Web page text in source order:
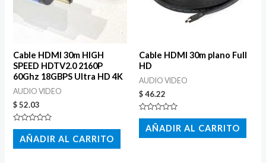
Cable HDMI 30m HIGH
SPEED HDTV2.0 2160P
60Ghz 18GBPS Ultra HD 4K
AUDIO VIDEO
$52.03
Valorado
con
de
AÑADIR AL CARRITO
Cable HDMI 30m plano Full
HD
AUDIO VIDEO
$46.22
Valorado
con
de
AÑADIR AL CARRITO